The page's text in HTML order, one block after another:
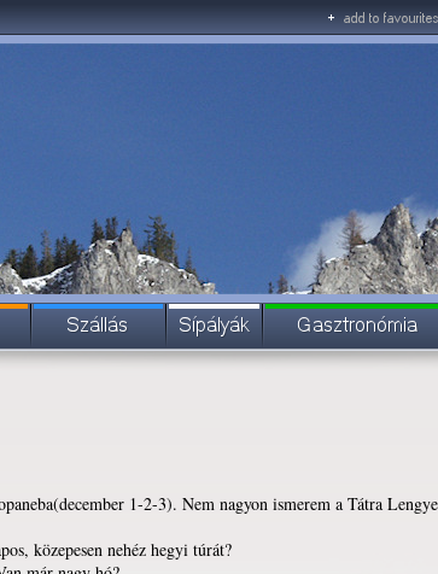
1-2-3). Nem nagyon ismerem a Tátra
közepesen nehéz hegyi túrát?